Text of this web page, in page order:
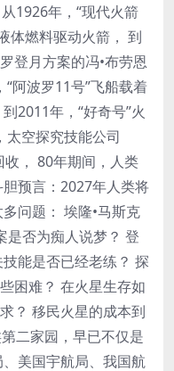
1926年，“现代火箭
体燃料驱动火箭， 到
登月方案的冯•布劳恩
阿波罗11号”飞船载着
2011年，“好奇号”火
太空探究技能公司
收， 80年期间，人类
预言：2027年人类将
问题： 埃隆•马斯克
是否为痴人说梦？ 登
能是否已经老练？ 探
困难？ 在火星生存如
？ 移民火星的成本到
二家园，早已不仅是
美国宇航局、我国航